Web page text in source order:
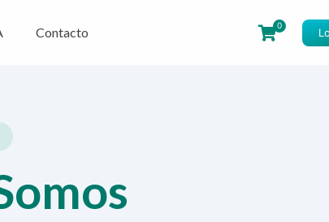
Contacto 0